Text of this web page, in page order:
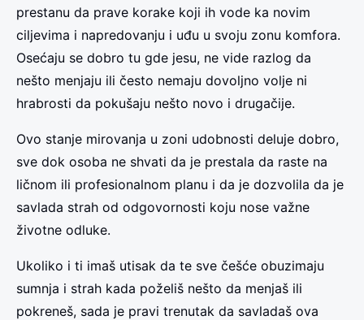
prestanu da prave korake koji ih vode ka novim
ciljevima i napredovanju i uđu u svoju zonu komfora.
Osećaju se dobro tu gde jesu, ne vide razlog da
nešto menjaju ili često nemaju dovoljno volje ni
hrabrosti da pokušaju nešto novo i drugačije.
Ovo stanje mirovanja u zoni udobnosti deluje dobro,
sve dok osoba ne shvati da je prestala da raste na
ličnom ili profesionalnom planu i da je dozvolila da je
savlada strah od odgovornosti koju nose važne
životne odluke.
Ukoliko i ti imaš utisak da te sve češće obuzimaju
sumnja i strah kada poželiš nešto da menjaš ili
pokreneš, sada je pravi trenutak da savladaš ova